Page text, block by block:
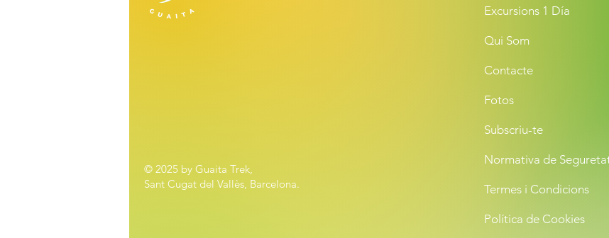
© 2025 by Guaita Trek,
Sant Cugat del Vallès, Barcelona.
Excursions 1 Día
Qui Som
Contacte
Fotos
Subscriu-te
Normativa de
Termes i Condicions
Política de Cookies